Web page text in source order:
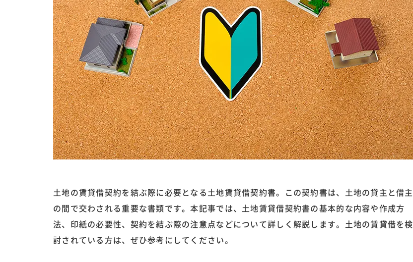
土地の賃貸借契約を結ぶ際に必要となる土地賃貸借契約書。この契約書は、土地の貸主と借主
の間で交わされる重要な書類です。本記事では、土地賃貸借契約書の基本的な内容や作成方
法、印紙の必要性、契約を結ぶ際の注意点などについて詳しく解説します。土地の賃貸借を検
討されている方は、ぜひ参考にしてください。